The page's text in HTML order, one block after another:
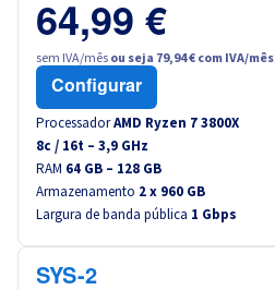
Australia
Singapore
India
Asia
World
64,99 €
sem IVA/mês ou seja 79,94 € com IVA/mês
Configurar
ProcessadorAMD Ryzen 7 3800X
8c / 16t – 3,9 GHz
RAM 64 GB – 128 GB
Armazenamento 2 x 960 GB
Largura de banda pública 1 Gbps
SYS-2